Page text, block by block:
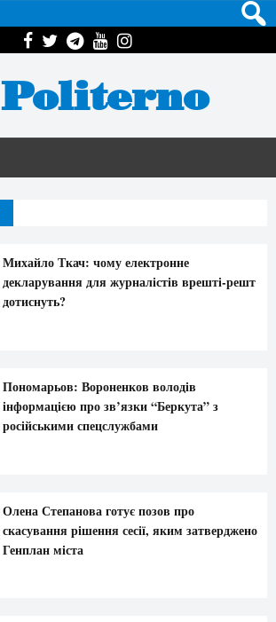
Politerno
Михайло Ткач: чому електронне
декларування для журналістів врешті-решт
дотиснуть?
Пономарьов: Вороненков володів
інформацією про зв’язки “Беркута” з
російськими спецслужбами
Олена Степанова готує позов про
скасування рішення сесії, яким затверджено
Генплан міста